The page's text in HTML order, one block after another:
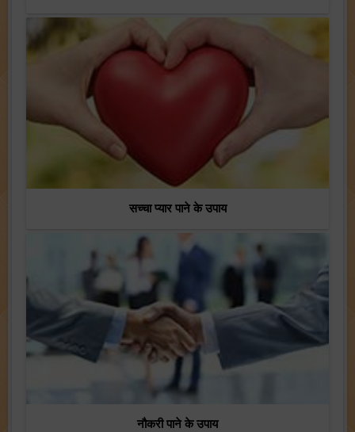
सच्चा प्यार पाने के उपाय
नौकरी पाने के उपाय